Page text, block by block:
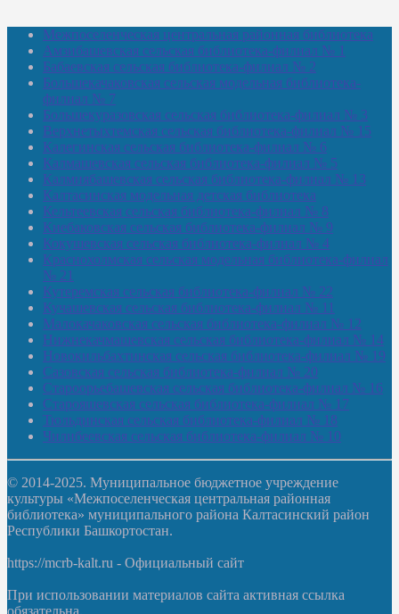
Межпоселенческая центральная районная библиотека
Амзибашевская сельская библиотека-филиал № 1
Бабаевская сельская библиотека-филиал № 2
Большекачаковская сельская модельная библиотека-
филиал № 7
Большекуразовская сельская библиотека-филиал № 3
Верхнетыхтемская сельская библиотека-филиал № 15
Калегинская сельская библиотека-филиал № 6
Калмашевская сельская библиотека-филиал № 5
Калмиябашевская сельская библиотека-филиал № 13
Калтасинская модельная детская библиотека
Кельтеевская сельская библиотека-филиал № 8
Киебаковская сельская библиотека-филиал № 9
Кокушевская сельская библиотека-филиал № 4
Краснохолмская сельская модельная библиотека-филиал
№ 21
Кутеремская сельская библиотека-филиал № 22
Кучашевская сельская библиотека-филиал № 11
Малокачаковская сельская библиотека-филиал № 12
Нижнекачмашевская сельская библиотека-филиал № 14
Новокильбахтинская сельская библиотека-филиал № 19
Сазовская сельская библиотека-филиал № 20
Староорьебашевская сельская библиотека-филиал № 16
Старояшевская сельская библиотека-филиал № 17
Тюльдинская сельская библиотека-филиал № 18
Чилибеевская сельская библиотека-филиал № 10
© 2014-2025. Муниципальное бюджетное учреждение
культуры «Межпоселенческая центральная районная
библиотека» муниципального района Калтасинский район
Республики Башкортостан.
https://mcrb-kalt.ru - Официальный сайт
При использовании материалов сайта активная ссылка